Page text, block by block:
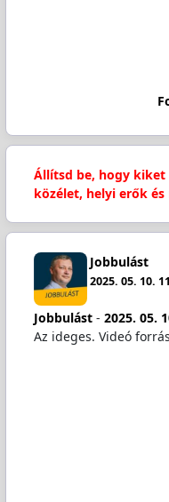
Állítsd be, hogy kiket
közélet, helyi erők és
Jobbulást
2025. 05. 10.
Jobbulást- 2025. 05.
Az ideges. Videó